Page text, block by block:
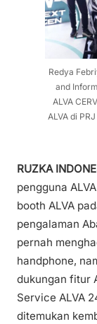
Redya
and
ALVA
ALVA di
RUZKA
pengguna
booth ALVA
pengalaman
pernah
handphone,
dukungan fitur
Service ALVA
ditemukan